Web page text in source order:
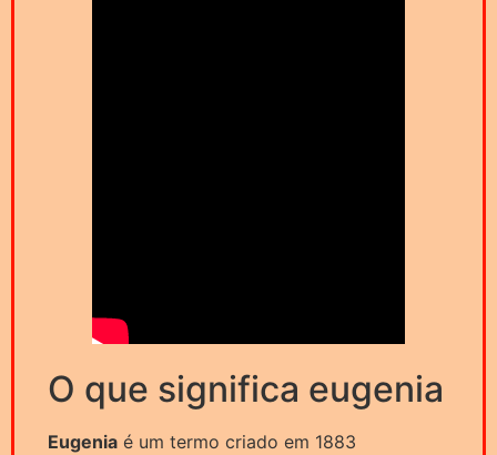
O que significa eugenia
Eugenia é um termo criado em 1883